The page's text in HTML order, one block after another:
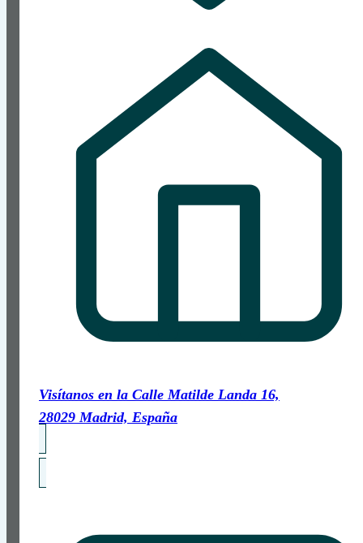
Visítanos en la Calle Matilde Landa 16,
28029 Madrid, España